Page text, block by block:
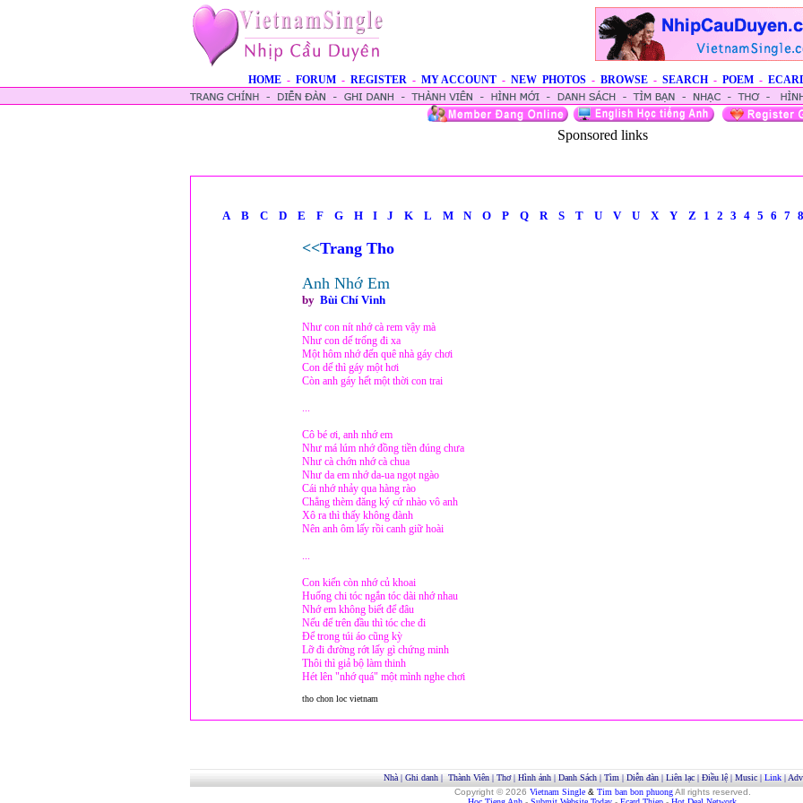
HOME - FORUM - REGISTER - MY ACCOUNT - NEW PHOTOS - BROWSE - SEARCH - POEM -
Sponsored links
A B C D E F G H I J K L M N O P Q R S T U V U X Y Z 1 2 3 4 5 6 7 8
<<Trang Tho
Anh Nhớ Em
by Bùi Chí Vinh
Như con nít nhớ cà rem vậy mà
Như con dế trống đi xa
Một hôm nhớ đến quê nhà gáy chơi
Con dế thì gáy một hơi
Còn anh gáy hết một thời con trai
...
Cô bé ơi, anh nhớ em
Như má lúm nhớ đồng tiền đúng chưa
Như cà chớn nhớ cà chua
Như da em nhớ da-ua ngọt ngào
Cái nhớ nhảy qua hàng rào
Chẳng thèm đăng ký cứ nhào vô anh
Xô ra thì thấy không đành
Nên anh ôm lấy rồi canh giữ hoài
...
Con kiến còn nhớ củ khoai
Huống chi tóc ngắn tóc dài nhớ nhau
Nhớ em không biết để đâu
Nếu để trên đầu thì tóc che đi
Để trong túi áo cũng kỳ
Lỡ đi đường rớt lấy gì chứng minh
Thôi thì giả bộ làm thinh
Hét lên "nhớ quá" một mình nghe chơi
tho chon loc vietnam
Nhà| Ghi danh| Thành Viên| Thơ| Hình ảnh| Danh Sách| Tìm | Diễn đàn| Liên lạc| Điều lệ| Music| Link|
Copyright © 2026 Vietnam Single& Tim ban bon phuong All rights reserved.